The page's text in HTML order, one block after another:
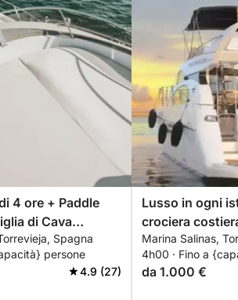
4 ore + Paddle
di Cava
INCLUSO
Spagna
persone
4.9 (27)
Lusso in ogni
crociera
Marina Salinas,
4h00 · Fino a
da 1.000 €